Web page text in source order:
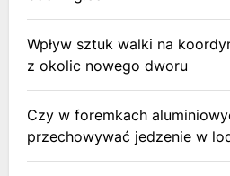
Wpływ sztuk walki na
z okolic nowego dworu
Czy w foremkach
przechowywać jedzenie w